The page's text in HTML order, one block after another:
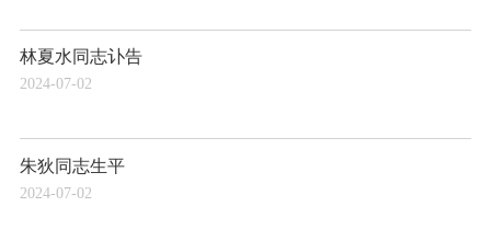
林夏水同志讣告
2024-07-02
朱狄同志生平
2024-07-02